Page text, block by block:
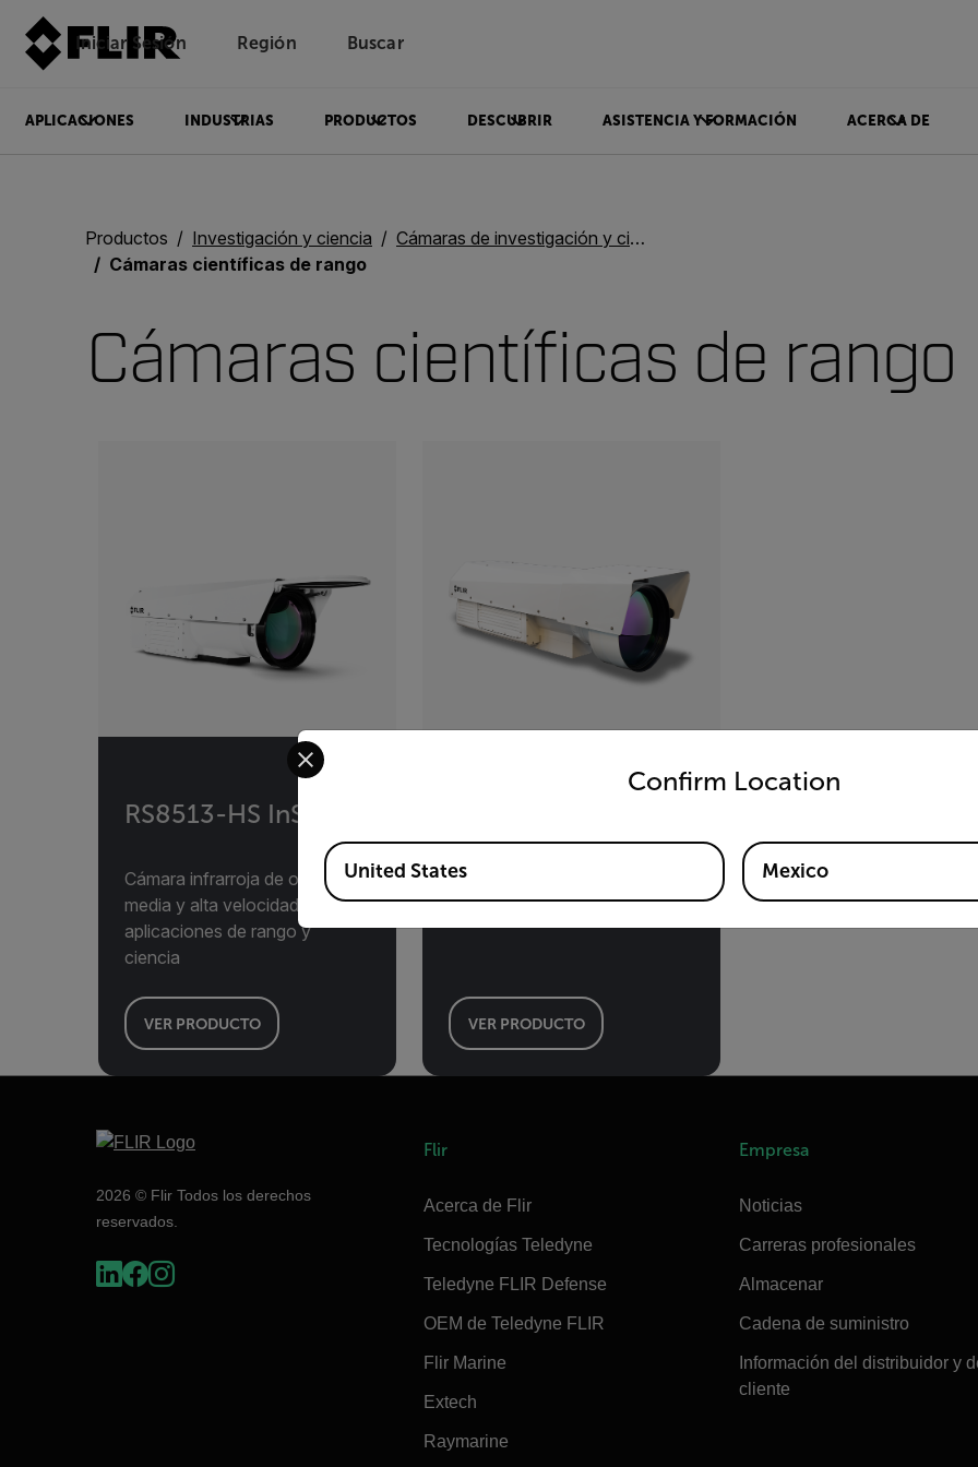
Iniciar Sesión Región Buscar
APLICACIONES INDUSTRIAS PRODUCTOS DESCUBRIR ASISTENCIA Y FORMACIÓN ACERCA DE
Productos Investigación y ciencia
Cámaras de investigación y ciencia
Cámaras científicas de rango
Cámaras científicas de rango
RS8513-HS InSb
Cámara infrarroja de onda
media y alta velocidad para
aplicaciones de rango y
ciencia
VER PRODUCTO
Cámara MWIR científica y de
alcance
VER PRODUCTO
2026 © Flir Todos los derechos
reservados.
Flir
Acerca de Flir
Tecnologías Teledyne
Teledyne FLIR Defense
OEM de Teledyne FLIR
Flir Marine
Extech
Raymarine
Empresa
Noticias
Carreras profesionales
Almacenar
Cadena de suministro
Información del distribuidor y
cliente
Confirm Location
Select your preferred country and language from the options below to access the
Available Locations
United States Mexico